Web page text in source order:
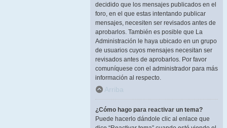
decidido que los mensajes publicados en el
foro, en el que estas intentando publicar
mensajes, necesiten ser revisados antes de
aprobarlos. También es posible que La
Administración le haya ubicado en un grupo
de usuarios cuyos mensajes necesitan ser
revisados antes de aprobarlos. Por favor
comuníquese con el administrador para más
información al respecto.
Arriba
¿Cómo hago para reactivar un tema?
Puede hacerlo dándole clic al enlace que